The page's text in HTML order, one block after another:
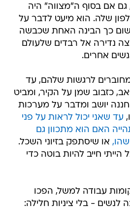
אם בסוף ה"מצווה" היה
שלה. הוא מיעט לדבר על
כך הבינה האחת שכבשה
נדירה אל רבדים שלעולם
אחרים.
לרגשות שלהם, עד
כזבוב שמן על הקיר, ומביט
יושב ומדבר על מערכות
עד שאני יכול לראות על פני
האם הוא מתכוון גם
או שיסתפק בזיוני השכל.
חייב להיות בוטה כדי
עבודה למשל, הפכו
- בלי ציניות חלילה: